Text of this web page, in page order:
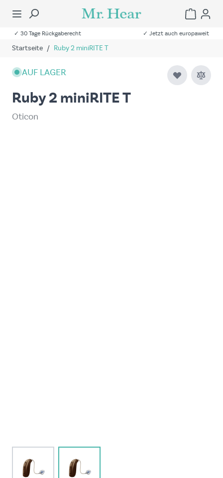
✓ 30 Tage Rückgaberecht ✓ Jetzt auch europaweit
Startseite / Ruby 2 miniRITE T
Ruby 2 miniRITE T
Oticon
AUF LAGER